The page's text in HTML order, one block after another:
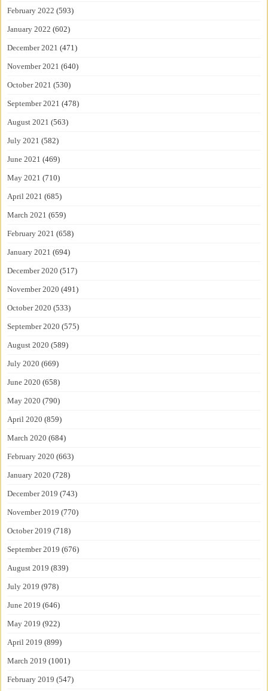
February 2022 (593)
January 2022 (602)
December 2021 (471)
November 2021 (640)
October 2021 (530)
September 2021 (478)
August 2021 (563)
July 2021 (582)
June 2021 (469)
May 2021 (710)
April 2021 (685)
March 2021 (659)
February 2021 (658)
January 2021 (694)
December 2020 (517)
November 2020 (491)
October 2020 (533)
September 2020 (575)
August 2020 (589)
July 2020 (669)
June 2020 (658)
May 2020 (790)
April 2020 (859)
March 2020 (684)
February 2020 (663)
January 2020 (728)
December 2019 (743)
November 2019 (770)
October 2019 (718)
September 2019 (676)
August 2019 (839)
July 2019 (978)
June 2019 (646)
May 2019 (922)
April 2019 (899)
March 2019 (1001)
February 2019 (547)